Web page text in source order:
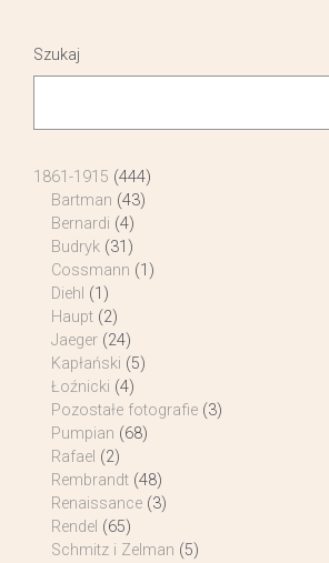
Szukaj
1861-1915 (444)
Bartman (43)
Bernardi (4)
Budryk (31)
Cossmann (1)
Diehl (1)
Haupt (2)
Jaeger (24)
Kapłański (5)
Łoźnicki (4)
Pozostałe fotografie (3)
Pumpian (68)
Rafael (2)
Rembrandt (48)
Renaissance (3)
Rendel (65)
Schmitz i Zelman (5)